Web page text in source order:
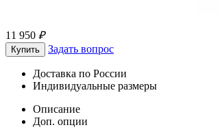
11 950 ₽
Купить Задать вопрос
Доставка по России
Индивидуальные размеры
Описание
Доп. опции